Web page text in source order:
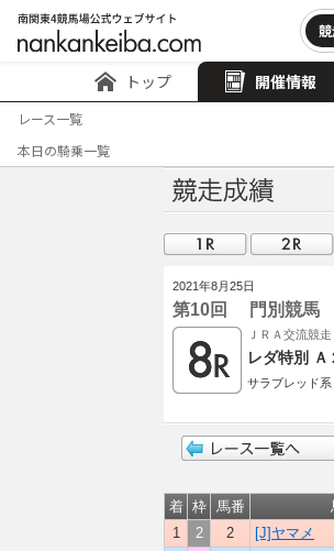
トップ 開催情報
レース一覧
本日の騎乗一覧
2021年8月25日
第10回 門別競馬
ＪＲＡ交流競走
レダ特別
サラブレッド
着 枠 馬番
1
2 2 [J]ヤマメ